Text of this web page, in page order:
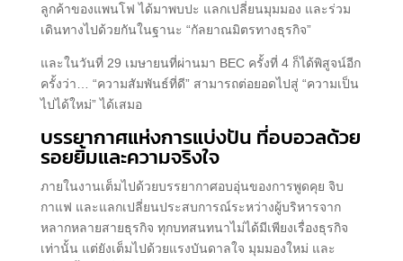
ลูกค้าของแพนโฟ ได้มาพบปะ แลกเปลี่ยนมุมมอง และร่วม
เดินทางไปด้วยกันในฐานะ “กัลยาณมิตรทางธุรกิจ”
และในวันที่ 29 เมษายนที่ผ่านมา BEC ครั้งที่ 4 ก็ได้พิสูจน์อีก
ครั้งว่า… “ความสัมพันธ์ที่ดี” สามารถต่อยอดไปสู่ “ความเป็น
ไปได้ใหม่” ได้เสมอ
บรรยากาศแห่งการแบ่งปัน ที่อบอวลด้วย
รอยยิ้มและความจริงใจ
ภายในงานเต็มไปด้วยบรรยากาศอบอุ่นของการพูดคุย จิบ
กาแฟ และแลกเปลี่ยนประสบการณ์ระหว่างผู้บริหารจาก
หลากหลายสายธุรกิจ ทุกบทสนทนาไม่ได้มีเพียงเรื่องธุรกิจ
เท่านั้น แต่ยังเต็มไปด้วยแรงบันดาลใจ มุมมองใหม่ และ